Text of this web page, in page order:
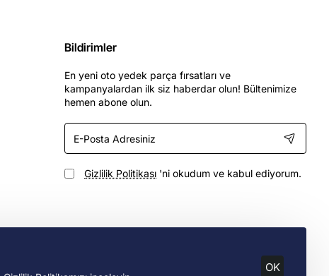
OK
Bildirimler
En yeni oto yedek parça fırsatları ve
kampanyalardan ilk siz haberdar olun! Bültenimize
hemen abone olun.
E-
Posta
Adresiniz
Gizlilik Politikası 'ni okudum ve kabul ediyorum.